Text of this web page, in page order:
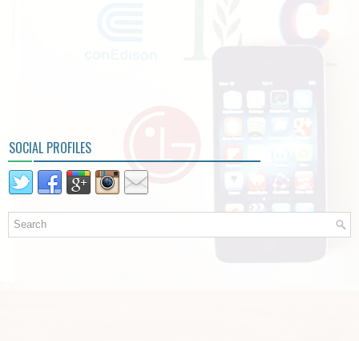
SOCIAL PROFILES